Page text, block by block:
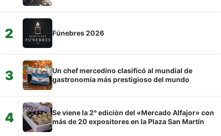
2 Fúnebres 2026
3
Un chef mercedino clasificó al mundial de
gastronomía más prestigioso del mundo
4
Se viene la 2° edición del «Mercado Alfajor» con
más de 20 expositores en la Plaza San Martín